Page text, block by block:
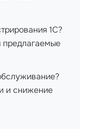
1С?
предлагаемые
и снижение